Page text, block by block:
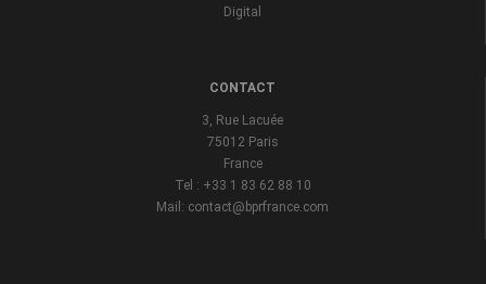
Digital
CONTACT
3, Rue Lacuée
75012 Paris
France
Tel : +33 1 83 62 88 10
Mail: contact@bprfrance.com